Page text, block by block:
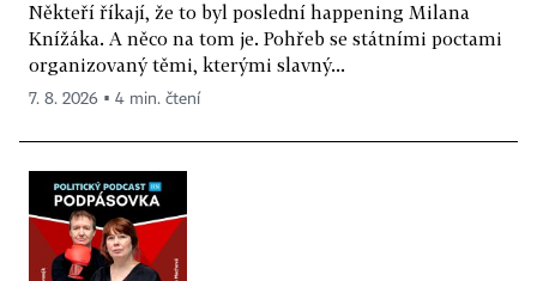
Někteří říkají, že to byl poslední happening Milana
Knížáka. A něco na tom je. Pohřeb se státními poctami
organizovaný těmi, kterými slavný...
7. 8. 2026 ▪ 4 min. čtení